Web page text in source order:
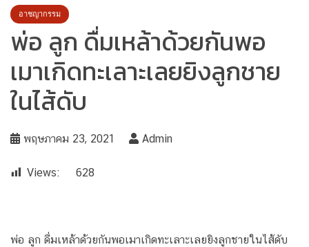
อาชญากรรม
พ่อ ลูก ดื่มเหล้าด้วยกันพอ
เมาเกิดทะเลาะเลยยิงลูกชาย
ในไส้ดับ
พฤษภาคม 23, 2021 Admin
Views: 628
พ่อ ลูก ดื่มเหล้าด้วยกันพอเมาเกิดทะเลาะเลยยิงลูกชายในไส้ดับ